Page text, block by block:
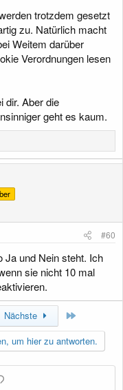
trotzdem gesetzt
zu. Natürlich macht
Weitem darüber
Verordnungen lesen
dir. Aber die
geht es kaum.
#60
Ja und Nein steht. Ich
sie nicht 10 mal
Nächste
um hier zu antworten.